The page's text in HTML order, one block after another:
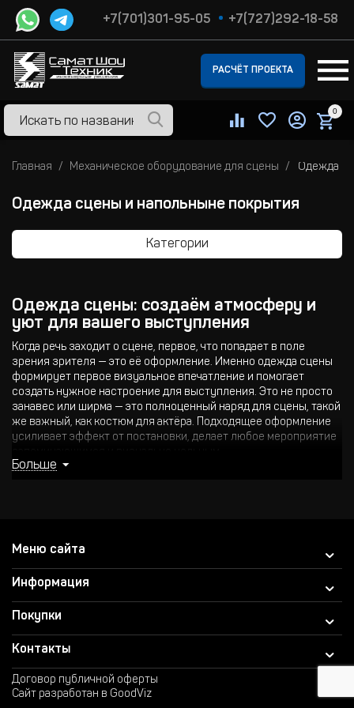
+7(701)301-95-05 +7(727)292-18-58
РАСЧЁТ ПРОЕКТА
0
Главная Механическое оборудование для сцены Одежда
Одежда сцены и напольныне покрытия
Категории
Одежда сцены: создаём атмосферу и
уют для вашего выступления
Когда речь заходит о сцене, первое, что попадает в поле
зрения зрителя — это её оформление. Именно одежда сцены
формирует первое визуальное впечатление и помогает
создать нужное настроение для выступления. Это не просто
занавес или ширма — это полноценный наряд для сцены, такой
же важный, как костюм для актёра. Подходящее оформление
усиливает эффект от постановки, делает любое мероприятие
купить одежду сцены, мы с радостью подберём подходящее
решение под ваши задачи и бюджет.
Сценическая одежда подбирается с учётом типа мероприятия,
архитектуры зала и особенностей освещения. Она может
выполнять не только эстетическую функцию, но и
техническую: закрывать ненужные элементы, помогать
трансформировать пространство, скрывать сценические
механизмы.
Больше
Меню сайта
Информация
Покупки
Контакты
Договор публичной оферты
Сайт разработан в GoodViz